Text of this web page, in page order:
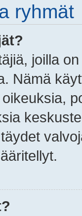
ryhmät
joilla
Nämä